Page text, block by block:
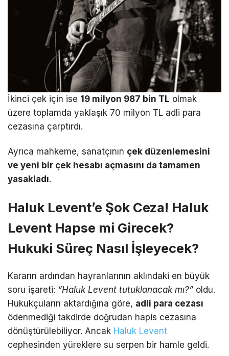
İkinci çek için ise 19 milyon 987 bin TL olmak
üzere toplamda yaklaşık 70 milyon TL adli para
cezasına çarptırdı.
Ayrıca mahkeme, sanatçının çek düzenlemesini
ve yeni bir çek hesabı açmasını da tamamen
yasakladı.
Haluk Levent’e Şok Ceza! Haluk
Levent Hapse mi Girecek?
Hukuki Süreç Nasıl İşleyecek?
Kararın ardından hayranlarının aklındaki en büyük
soru işareti: “Haluk Levent tutuklanacak mı?” oldu.
Hukukçuların aktardığına göre, adli para cezası
ödenmediği takdirde doğrudan hapis cezasına
dönüştürülebiliyor. Ancak Haluk Levent
cephesinden yüreklere su serpen bir hamle geldi.